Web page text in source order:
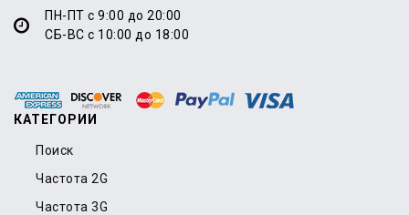
ПН-ПТ с 9:00 до 20:00
СБ-ВС с 10:00 до 18:00
КАТЕГОРИИ
Поиск
Частота 2G
Частота 3G